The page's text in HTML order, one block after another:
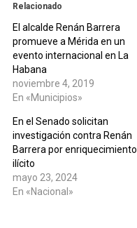
Relacionado
El alcalde Renán Barrera
promueve a Mérida en un
evento internacional en La
Habana
noviembre 4, 2019
En «Municipios»
En el Senado solicitan
investigación contra Renán
Barrera por enriquecimiento
ilícito
mayo 23, 2024
En «Nacional»